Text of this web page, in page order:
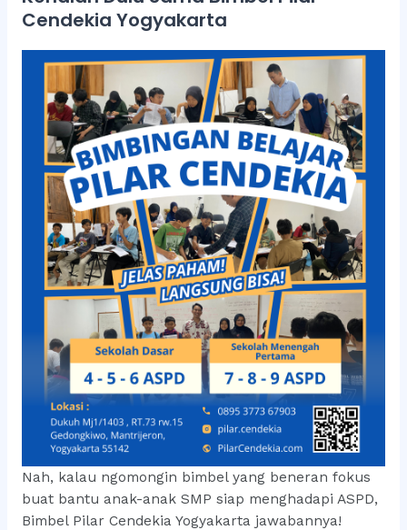
Cendekia Yogyakarta
Nah, kalau ngomongin bimbel yang beneran fokus
buat bantu anak-anak SMP siap menghadapi ASPD,
Bimbel Pilar Cendekia Yogyakarta jawabannya!